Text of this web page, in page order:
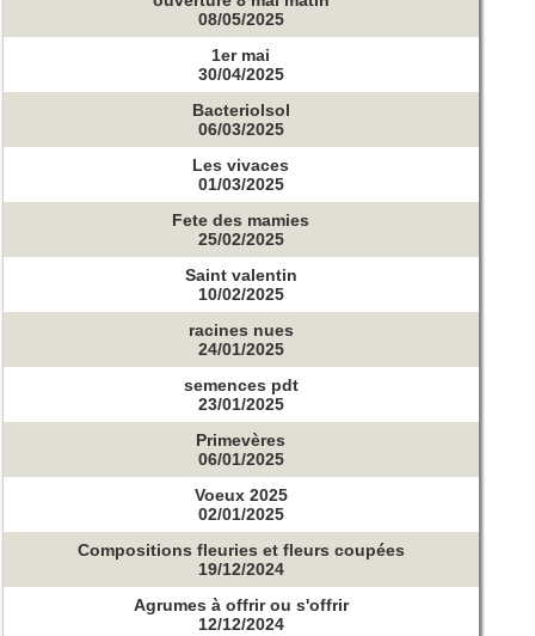
08/05/2025
1er mai
30/04/2025
Bacteriolsol
06/03/2025
Les vivaces
01/03/2025
Fete des mamies
25/02/2025
Saint valentin
10/02/2025
racines nues
24/01/2025
semences pdt
23/01/2025
Primevères
06/01/2025
Voeux 2025
02/01/2025
Compositions fleuries et fleurs coupées
19/12/2024
Agrumes à offrir ou s'offrir
12/12/2024